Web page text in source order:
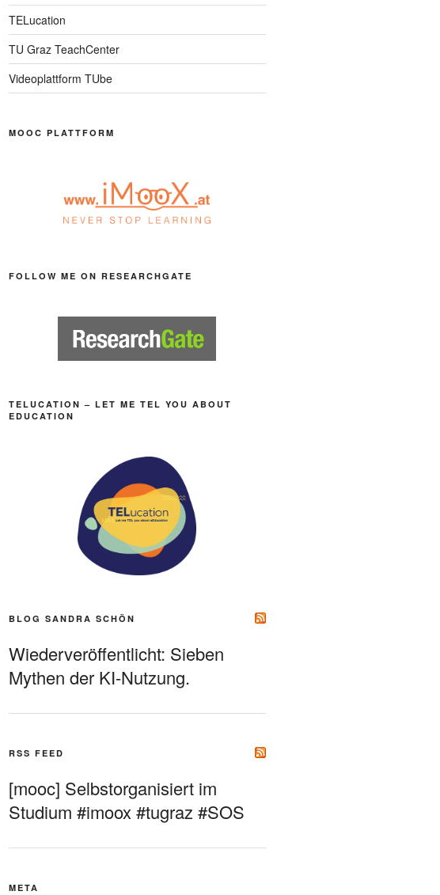
TELucation
TU Graz TeachCenter
Videoplattform TUbe
MOOC PLATTFORM
FOLLOW ME ON RESEARCHGATE
TELUCATION – LET ME TEL YOU ABOUT
EDUCATION
BLOG SANDRA SCHÖN
Wiederveröffentlicht: Sieben
Mythen der KI-Nutzung.
RSS FEED
[mooc] Selbstorganisiert im
Studium #imoox #tugraz #SOS
META